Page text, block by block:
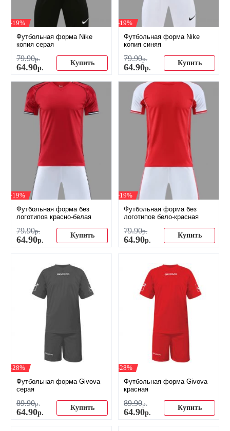
-19%
Футбольная форма Nike
копия серая
79.90р.
64.90р.
Купить
-19%
Футбольная форма Nike
копия синяя
79.90р.
64.90р.
Купить
-19%
Футбольная форма без
логотипов красно-белая
79.90р.
64.90р.
Купить
-19%
Футбольная форма без
логотипов бело-красная
79.90р.
64.90р.
Купить
-28%
Футбольная форма Givova
серая
89.90р.
64.90р.
Купить
-28%
Футбольная форма Givova
красная
89.90р.
64.90р.
Купить